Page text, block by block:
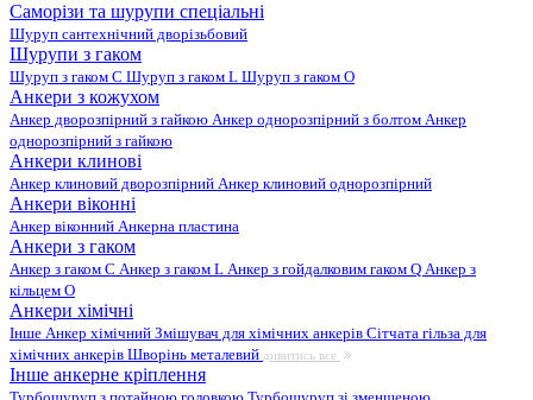
Саморізи та шурупи спеціальні
Шуруп сантехнічний дворізьбовий
Шурупи з гаком
Шуруп з гаком C Шуруп з гаком L Шуруп з гаком O
Анкери з кожухом
Анкер дворозпірний з гайкою Анкер однорозпірний з болтом Анкер
однорозпірний з гайкою
Анкери клинові
Анкер клиновий дворозпірний Анкер клиновий однорозпірний
Анкери віконні
Анкер віконний Анкерна пластина
Анкери з гаком
Анкер з гаком C Анкер з гаком L Анкер з гойдалковим гаком Q Анкер з
кільцем O
Анкери хімічні
Інше Анкер хімічний Змішувач для хімічних анкерів Сітчата гільза для
хімічних анкерів Шворінь металевий дивитись все
Інше анкерне кріплення